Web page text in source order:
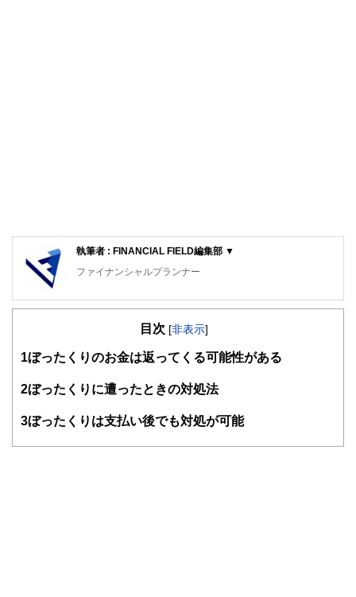
執筆者 : FINANCIAL FIELD編集部 ▼
ファイナンシャルプランナー
FinancialField編集部は、金融、経済に関する記事を、日々
知識がない方でも理解できるようわかりやすく発信していま
得者を中心に「お金や暮らし」に関する書籍・雑誌の編集経
験者で構成され、企画立案から記事掲載まですべての工程に
目次 [非表示]
1 ぼったくりのお金は返ってくる可能性がある
2ぼったくりに遭ったときの対処法
3ぼったくりは支払い後でも対処が可能